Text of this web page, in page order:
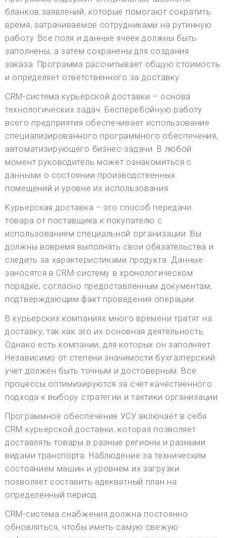
бланков заявлений, которые помогают сократить
время, затрачиваемое сотрудниками на рутинную
работу. Все поля и данные ячеек должны быть
заполнены, а затем сохранены для создания
заказа. Программа рассчитывает общую стоимость
и определяет ответственного за доставку.
CRM-система курьерской доставки – основа
технологических задач. Бесперебойную работу
всего предприятия обеспечивает использование
специализированного программного обеспечения,
автоматизирующего бизнес-задачи. В любой
момент руководитель может ознакомиться с
данными о состоянии производственных
помещений и уровне их использования.
Курьерская доставка – это способ передачи
товара от поставщика к покупателю с
использованием специальной организации. Вы
должны вовремя выполнять свои обязательства и
следить за характеристиками продукта. Данные
заносятся в CRM-систему в хронологическом
порядке, согласно предоставленным документам,
подтверждающим факт проведения операции.
В курьерских компаниях много времени тратят на
доставку, так как это их основная деятельность.
Однако есть компании, для которых он заполняет.
Независимо от степени значимости бухгалтерский
учет должен быть точным и достоверным. Все
процессы оптимизируются за счет качественного
подхода к выбору стратегии и тактики организации.
Программное обеспечение УСУ включает в себя
CRM курьерской доставки, которая позволяет
доставлять товары в разные регионы и разными
видами транспорта. Наблюдение за техническим
состоянием машин и уровнем их загрузки
позволяет составить адекватный план на
определенный период.
CRM-система снабжения должна постоянно
обновляться, чтобы иметь самую свежую